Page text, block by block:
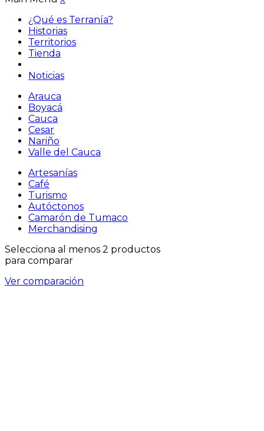
¿Qué es Terranía?
Historias
Territorios
Tienda
Noticias
Arauca
Boyacá
Cauca
Cesar
Nariño
Valle del Cauca
Artesanías
Café
Turismo
Autóctonos
Camarón de Tumaco
Merchandising
Selecciona al menos 2 productos
para comparar
Ver comparación